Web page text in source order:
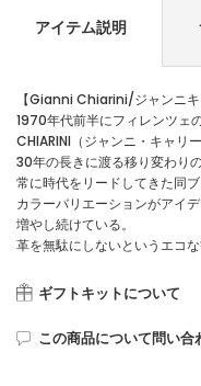
アイテム説明
【Gianni Chiarini/ジャンニキ
1970年代前半にフィレンツェ
CHIARINI（ジャンニ・キャリー
30年の長きに渡る移り変わり
常に時代をリードしてきた同
カラーバリエーションがアイ
増やし続けている。
革を無駄にしないというエコ
ギフトキットについて
この商品について問い合